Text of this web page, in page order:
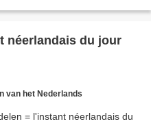
néerlandais du jour
van het Nederlands